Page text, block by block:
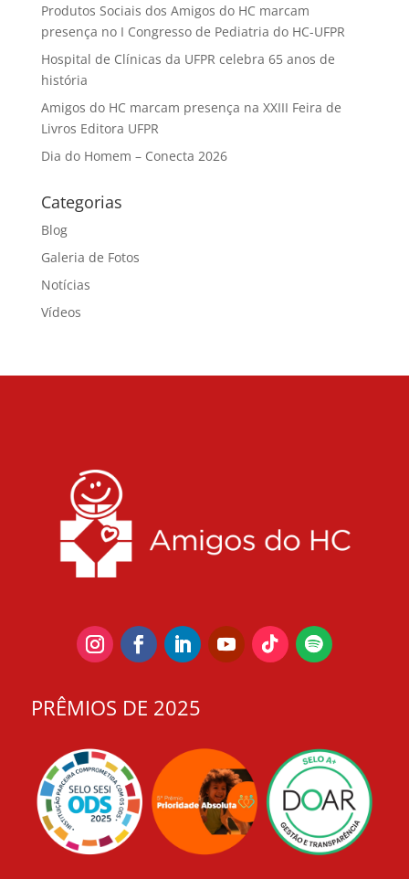
Produtos Sociais dos Amigos do HC marcam
presença no I Congresso de Pediatria do HC-UFPR
Hospital de Clínicas da UFPR celebra 65 anos de
história
Amigos do HC marcam presença na XXIII Feira de
Livros Editora UFPR
Dia do Homem – Conecta 2026
Categorias
Blog
Galeria de Fotos
Notícias
Vídeos
PRÊMIOS DE 2025